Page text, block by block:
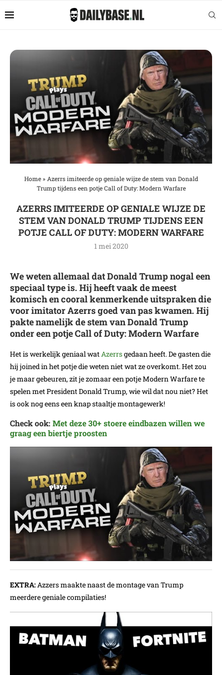
Home» Azerrs imiteerde op geniale wijze de stem van Donald
Trump tijdens een potje Call of Duty: Modern Warfare
AZERRS IMITEERDE OP GENIALE WIJZE DE
STEM VAN DONALD TRUMP TIJDENS EEN
POTJE CALL OF DUTY: MODERN WARFARE
1 mei 2020
We weten allemaal dat Donald Trump nogal een
speciaal type is. Hij heeft vaak de meest
komisch en cooral kenmerkende uitspraken die
voor imitator Azerrs goed van pas kwamen. Hij
pakte namelijk de stem van Donald Trump
onder een potje Call of Duty: Modern Warfare
Het is werkelijk geniaal watAzerrsgedaan heeft. De gasten die
hij joined in het potje die weten niet wat ze overkomt. Het zou
je maar gebeuren, zit je zomaar een potje Modern Warfare te
spelen met President Donald Trump, wie wil dat nou niet? Het
is ook nog eens een knap staaltje montagewerk!
Check ook: Met deze 30+ stoere eindbazen willen we
graag een biertje proosten
EXTRA:Azzers maakte naast de montage van Trump
meerdere geniale compilaties!